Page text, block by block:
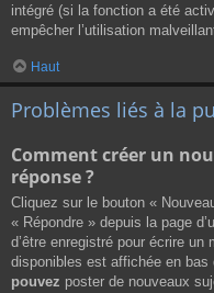
intégré (si la fonction a été
empêcher l’utilisation
Haut
Problèmes liés à la
Comment créer un
réponse ?
Cliquez sur le bouton «
« Répondre » depuis la page
d’être enregistré pour écrire
disponibles est affichée en
pouvez poster de nouveaux